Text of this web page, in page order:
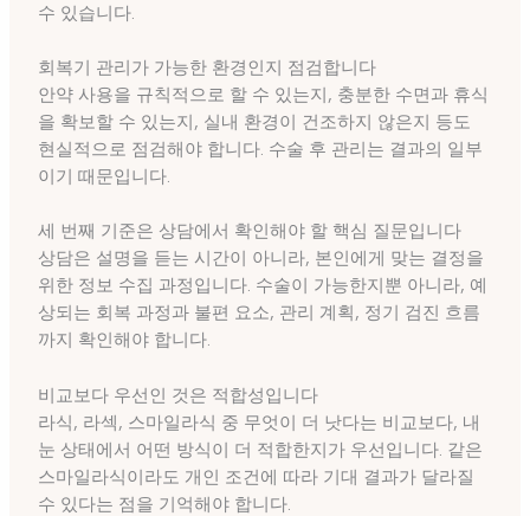
수 있습니다.
회복기 관리가 가능한 환경인지 점검합니다
안약 사용을 규칙적으로 할 수 있는지, 충분한 수면과 휴식
을 확보할 수 있는지, 실내 환경이 건조하지 않은지 등도
현실적으로 점검해야 합니다. 수술 후 관리는 결과의 일부
이기 때문입니다.
세 번째 기준은 상담에서 확인해야 할 핵심 질문입니다
상담은 설명을 듣는 시간이 아니라, 본인에게 맞는 결정을
위한 정보 수집 과정입니다. 수술이 가능한지뿐 아니라, 예
상되는 회복 과정과 불편 요소, 관리 계획, 정기 검진 흐름
까지 확인해야 합니다.
비교보다 우선인 것은 적합성입니다
라식, 라섹, 스마일라식 중 무엇이 더 낫다는 비교보다, 내
눈 상태에서 어떤 방식이 더 적합한지가 우선입니다. 같은
스마일라식이라도 개인 조건에 따라 기대 결과가 달라질
수 있다는 점을 기억해야 합니다.